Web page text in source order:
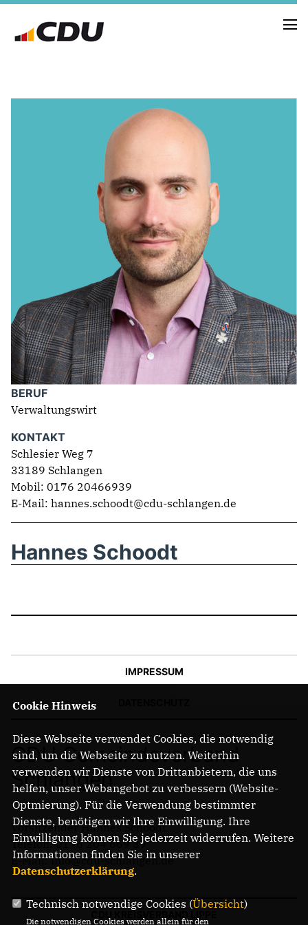
NEUIGKEITEN
TERMINE
FRAKTION
VORSTAND
SACHKUNDIGE BÜRGER
AUSSCHÜSSE & DRITTORGANISATIONEN
ANTRÄGE
VORSTAND
ABGEORDNETE
Mitglied werden
SPENDEN
BERUF
Verwaltungswirt
KONTAKT
Schlesier Weg 7
33189 Schlangen
Mobil: 0176 20466939
E-Mail: hannes.schoodt@cdu-schlangen.de
Hannes Schoodt
IMPRESSUM
CDU Gemeindeverband
Schlangen
Vorsitzender Hannes Schoodt
Telefon: 0176 204 669 39
E-Mail: info@cdu-schlangen.de
Cookie Hinweis
Diese Webseite verwendet Cookies, die notwendig
sind, um die Webseite zu nutzen. Weiterhin
verwenden wir Dienste von Drittanbietern, die uns
helfen, unser Webangebot zu verbessern (Website-
Optmierung). Für die Verwendung bestimmter
Dienste, benötigen wir Ihre Einwilligung. Ihre
Einwilligung können Sie jederzeit widerrufen. Weitere
Informationen finden Sie in unserer
Datenschutzerklärung.
Technisch notwendige Cookies (Übersicht)
Die notwendigen Cookies werden allein für den